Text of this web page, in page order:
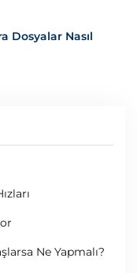
Dosyalar Nasıl
Ne Yapmalı?